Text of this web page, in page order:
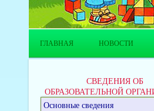
ГЛАВНАЯ НОВОСТИ
СВЕДЕНИЯ ОБ
ОБРАЗОВАТЕЛЬНОЙ
Основные сведения